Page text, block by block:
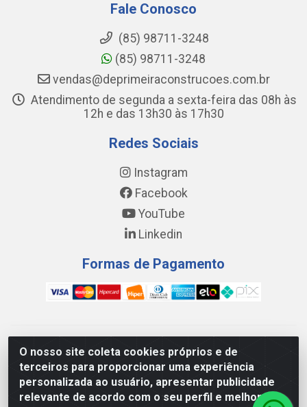
O nosso site coleta cookies próprios e de
terceiros para proporcionar uma experiência
personalizada ao usuário, apresentar publicidade
relevante de acordo com o seu perfil e melhorar a
Fale Conosco
(85) 98711-3248
(85) 98711-3248
vendas@deprimeiraconstrucoes.com.br
Atendimento de segunda a sexta-feira das 08h às
12h e das 13h30 às 17h30
Redes Sociais
Instagram
Facebook
YouTube
Linkedin
Formas de Pagamento
WING DISTRIBUIDORA COMÉRCIO E LOGÍSTICA DE MATERIAL
DE CONSTRUÇÕES LTDA - AV. DA INTEGRAÇÃO, 790 -
PATRÍCIA GOMES, CAUCAIA/CE - CEP 61.604-505 - CNPJ
17.523.384/0001-20